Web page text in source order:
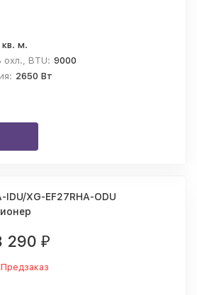
м.
охл., BTU: 9000
2650 Вт
IDU/XG-EF27RHA-ODU
290 ₽
Предзаказ